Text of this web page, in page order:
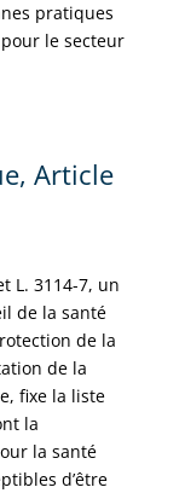
pratiques
pour le secteur
Article
L. 3114-7, un
de la santé
de la
de la
fixe la liste
la
la santé
d’être